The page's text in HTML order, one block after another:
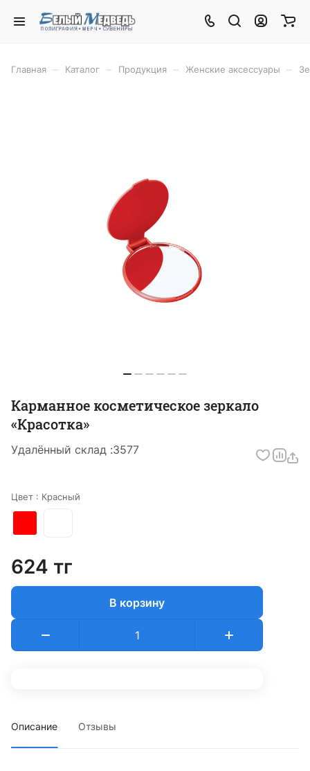
Главная Каталог Продукция Женские аксессуары
Карманное косметическое зеркало
«Красотка»
Удалённый склад :3577
Цвет : Красный
624 тг
В корзину
Описание Отзывы